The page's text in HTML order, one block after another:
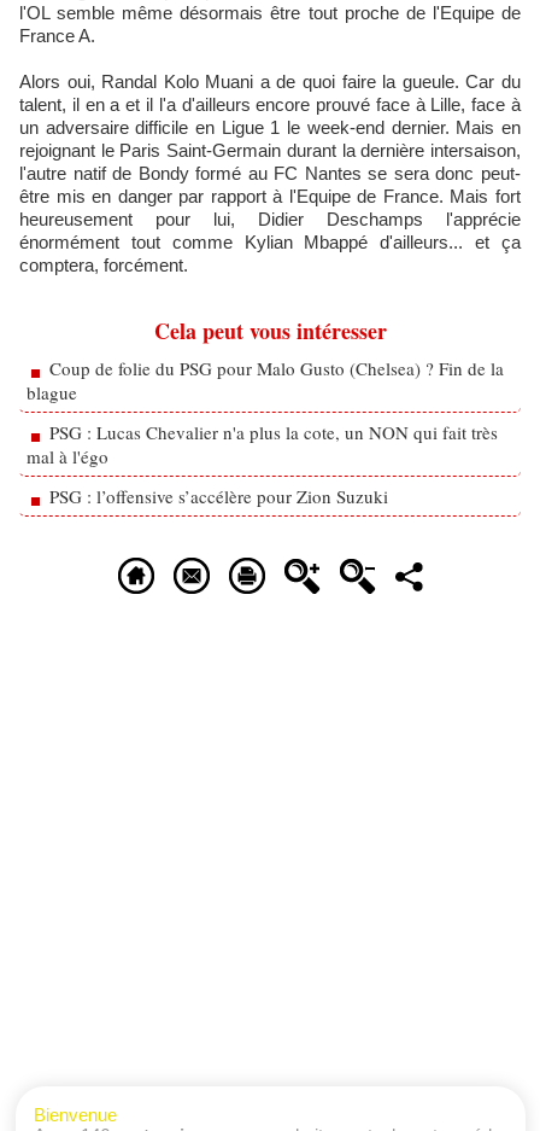
l'OL semble même désormais être tout proche de l'Equipe de
France A.
Alors oui, Randal Kolo Muani a de quoi faire la gueule. Car du
talent, il en a et il l'a d'ailleurs encore prouvé face à Lille, face à
un adversaire difficile en Ligue 1 le week-end dernier. Mais en
rejoignant le Paris Saint-Germain durant la dernière intersaison,
l'autre natif de Bondy formé au FC Nantes se sera donc peut-
être mis en danger par rapport à l'Equipe de France. Mais fort
heureusement pour lui, Didier Deschamps l'apprécie
énormément tout comme Kylian Mbappé d'ailleurs... et ça
comptera, forcément.
Cela peut vous intéresser
Coup de folie du PSG pour Malo Gusto (Chelsea) ? Fin de la
blague
PSG : Lucas Chevalier n'a plus la cote, un NON qui fait très
mal à l'égo
PSG : l’offensive s’accélère pour Zion Suzuki
Bienvenue